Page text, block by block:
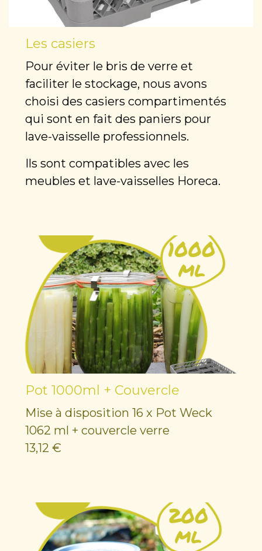
Les casiers
Pour éviter le bris de verre et
faciliter le stockage, nous avons
choisi des casiers compartimentés
qui sont en fait des paniers pour
lave-vaisselle professionnels.
Ils sont compatibles avec les
meubles et lave-vaisselles Horeca.
Pot 1000ml + Couvercle
Mise à disposition 16 x Pot Weck
1062 ml + couvercle verre
13,12 €